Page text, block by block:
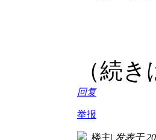
（続
回复
举报
楼主| 发表于